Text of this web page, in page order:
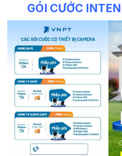
GÓI CƯỚC